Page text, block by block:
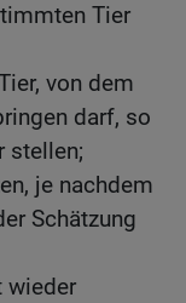
Tier
von dem
darf, so
stellen;
je nachdem
Schätzung
wieder